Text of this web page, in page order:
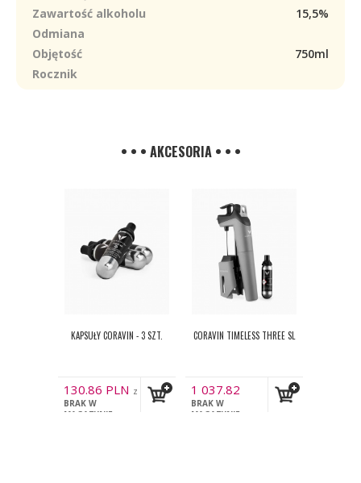
Zawartość alkoholu
15,5%
Odmiana
Objętość
750ml
Rocznik
• • • AKCESORIA • • •
KAPSUŁY CORAVIN - 3 SZT.
130.86 PLN z
VAT
BRAK W
MAGAZYNIE
CORAVIN TIMELESS THREE SL
1 037.82
PLN z VAT
BRAK W
MAGAZYNIE